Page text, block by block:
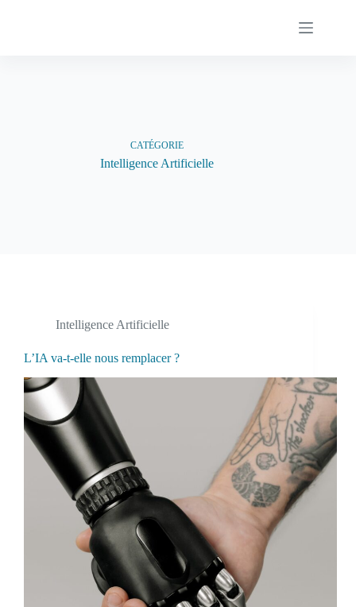
CATÉGORIE
Intelligence Artificielle
Intelligence Artificielle
L’IA va-t-elle nous remplacer ?